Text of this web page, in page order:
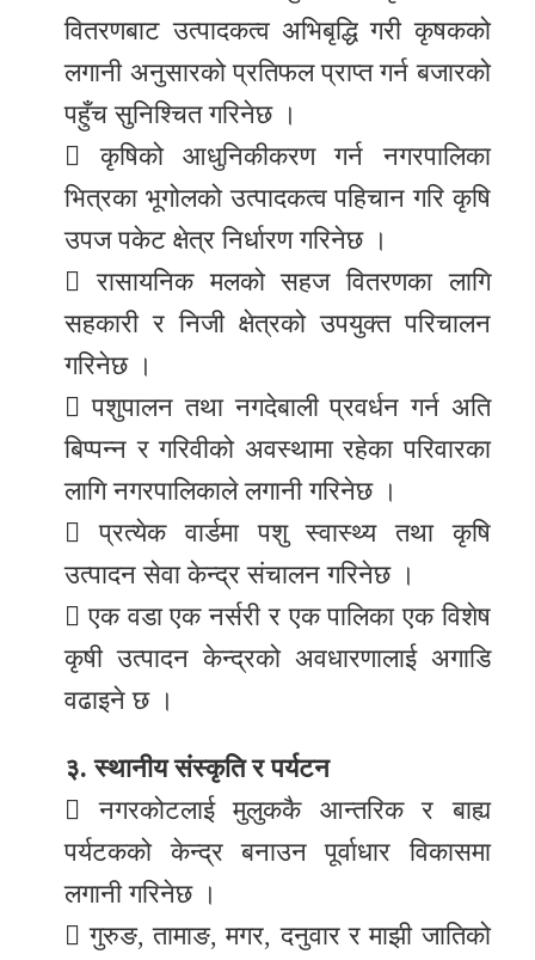
वितरणबाट उत्पादकत्व अभिबृद्धि गरी कृषकको
लगानी अनुसारको प्रतिफल प्राप्त गर्न बजारको
पहुँच सुनिश्चित गरिनेछ ।
 कृषिको आधुनिकीकरण गर्न नगरपालिका
भित्रका भूगोलको उत्पादकत्व पहिचान गरि कृषि
उपज पकेट क्षेत्र निर्धारण गरिनेछ ।
 रासायनिक मलको सहज वितरणका लागि
सहकारी र निजी क्षेत्रको उपयुक्त परिचालन
गरिनेछ ।
 पशुपालन तथा नगदेबाली प्रवर्धन गर्न अति
बिप्पन्न र गरिवीको अवस्थामा रहेका परिवारका
लागि नगरपालिकाले लगानी गरिनेछ ।
 प्रत्येक वार्डमा पशु स्वास्थ्य तथा कृषि
उत्पादन सेवा केन्द्र संचालन गरिनेछ ।
 एक वडा एक नर्सरी र एक पालिका एक विशेष
कृषी उत्पादन केन्द्रको अवधारणालाई अगाडि
वढाइने छ ।
३. स्थानीय संस्कृति र पर्यटन
 नगरकोटलाई मुलुककै आन्तरिक र बाह्य
पर्यटकको केन्द्र बनाउन पूर्वाधार विकासमा
लगानी गरिनेछ ।
 गुरुङ, तामाङ, मगर, दनुवार र माझी जातिको